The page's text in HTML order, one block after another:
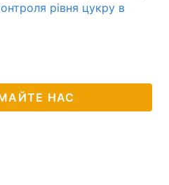
рівня цукру в
НАС